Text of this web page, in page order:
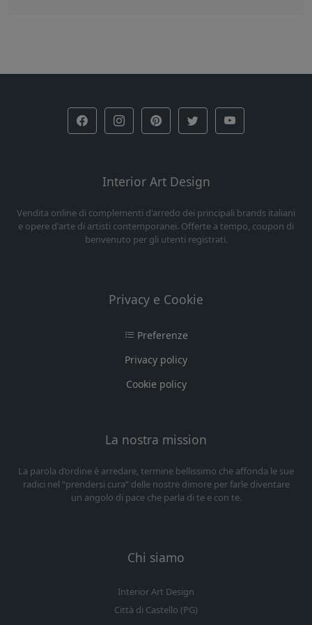
Interior Art Design
Vendita online di complementi d'arredo dei principali brands italiani
e opere d'arte di artisti contemporanei. Offerte a tempo, coupon di
benvenuto per gli utenti registrati.
Privacy e Cookie
Preferenze
Privacy policy
Cookie policy
La nostra mission
La parola d’ordine è arredare, termine bellissimo che affonda le sue
radici nel “prendersi cura” delle nostre dimore per farle diventare
un angolo di pace che parla di te e con te.
Chi siamo
Interior Art Design
Città di Castello (PG)